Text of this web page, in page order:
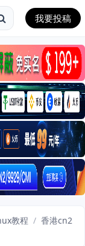
我要投稿
教程 / 香港cn2